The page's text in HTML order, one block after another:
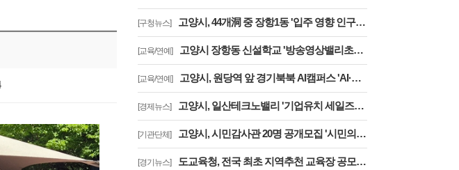
[구청뉴스] 고양시, 44개洞 중 장항1동 '입주 영향 인구 증가폭' 최고··풍산동도 증가세 지속
[교육/연예] 고양시 장항동 신설학교 '방송영상밸리초교' 교육부 심사 통과··2030년 개교
[교육/연예] 고양시, 원당역 앞 경기북북 AI캠퍼스 'AI·디지털 배움터 체험존' 12월까지 운영
[경제뉴스] 고양시, 일산테크노밸리 '기업유치 세일즈戰' 주요 기업에 고양시장 명의 투자 제안
[기관단체] 고양시, 시민감사관 20명 공개모집 '시민의 시각·전문성으로 감사행정 제고'
[경기뉴스] 도교육청, 전국 최초 지역추천 교육장 공모 결실··고양교육청 강현주 교육장 선발